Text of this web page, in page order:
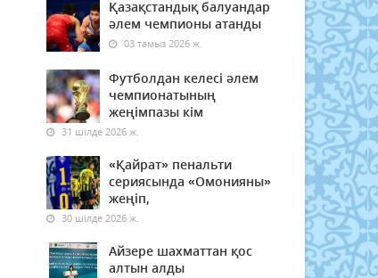
Қазақстандық балуандар
әлем чемпионы атанды
03 тамыз 2026 ж.
Футболдан келесі әлем
чемпионатының
жеңімпазы кім
31 шілде 2026 ж.
«Қайрат» пенальти
сериясында «Омонияны»
жеңіп,
30 шілде 2026 ж.
Айзере шахматтан қос
алтын алды